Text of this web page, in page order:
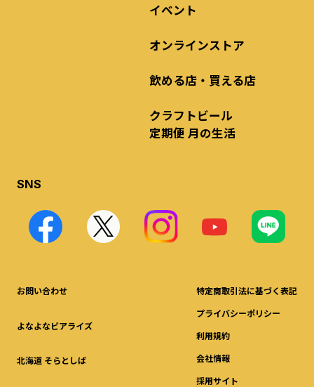
イベント
オンラインストア
飲める店・買える店
クラフトビール
定期便 月の生活
SNS
お問い合わせ
よなよなビアライズ
北海道 そらとしば
特定商取引法に基づく表記
プライバシーポリシー
利用規約
会社情報
採用サイト